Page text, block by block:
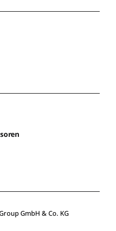
GmbH & Co. KG